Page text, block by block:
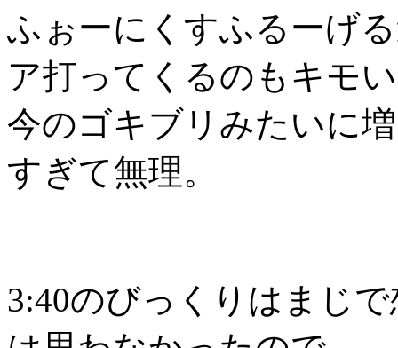
ふぉーにくすふるーげ
ア打ってくるのもキモ
今のゴキブリみたいに
すぎて無理。
3:40のびっくりはまじ